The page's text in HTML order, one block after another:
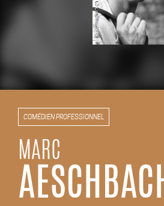
COMÉDIEN PROFESSIONNEL
MARC